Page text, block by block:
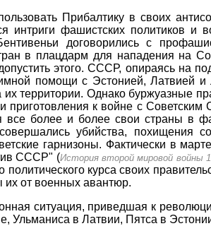
Прибалтику в своих
интриги фашистских политиков и
договорились с
в плацдарм для нападения на
этого. СССР, опираясь на
помощи с Эстонией, Латвией и
территории. Однако буржуазные
приготовления к войне с Советским
все более и более свои страны в
убийства, похищения
гарнизоны. Фактически в
СССР" (История второй мировой войны
курса своих
их от военных авантюр.
ситуация, приведшая к
Ульманиса в Латвии, Пятса в